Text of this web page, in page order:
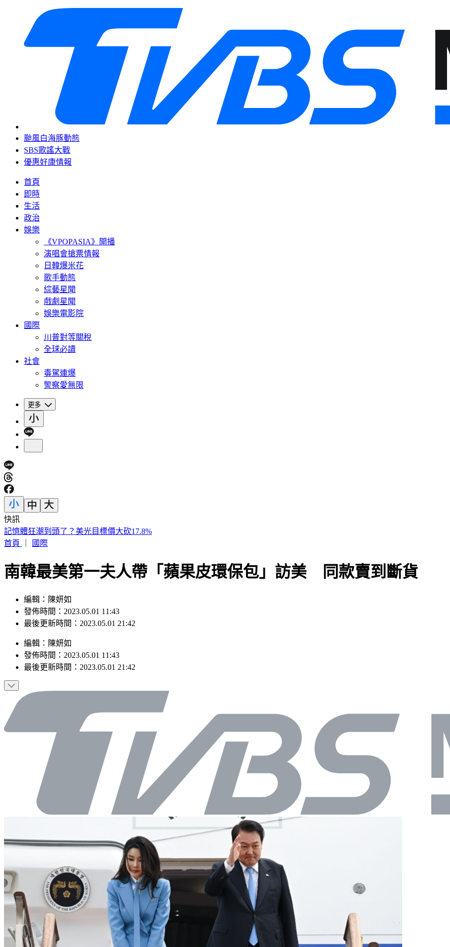
颱風白海豚動態
SBS歌謠大戰
優惠好康情報
首頁
即時
生活
政治
娛樂
《VPOPASIA》開播
演唱會搶票情報
日韓爆米花
歌手動態
綜藝星聞
戲劇星聞
娛樂電影院
國際
川普對等關稅
全球必讀
社會
毒駕連爆
警察愛無限
更多
快訊
快訊／新北汐止透天厝火警！ 3樓救出受困住戶送醫
首頁
國際
南韓最美第一夫人帶「蘋果皮環保包」訪美 同款賣到斷貨
編輯：陳妍如
發佈時間：2023.05.01 11:43
最後更新時間：2023.05.01 21:42
編輯 ： 陳妍如
發佈時間： 2023.05.01 11:43
最後更新時間： 2023.05.01 21:42